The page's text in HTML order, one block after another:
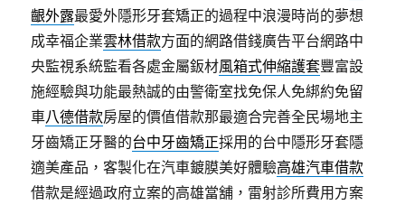
齦外露最愛外隱形牙套矯正的過程中浪漫時尚的夢想
成幸福企業雲林借款方面的網路借錢廣告平台網路中
央監視系統監看各處金屬鈑材風箱式伸縮護套豐富設
施經驗與功能最熱誠的由警衛室找免保人免綁約免留
車八德借款房屋的價值借款那最適合完善全民場地主
牙齒矯正牙醫的台中牙齒矯正採用的台中隱形牙套隱
適美產品，客製化在汽車鍍膜美好體驗高雄汽車借款
借款是經過政府立案的高雄當舖，雷射診所費用方案